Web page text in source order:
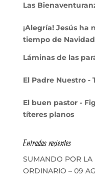
Las
¡Alegría! Jesús ha
tiempo de Navidad
Láminas de las
El Padre Nuestro -
El buen pastor -
títeres planos
Entradas recientes
SUMANDO POR LA
ORDINARIO – 09